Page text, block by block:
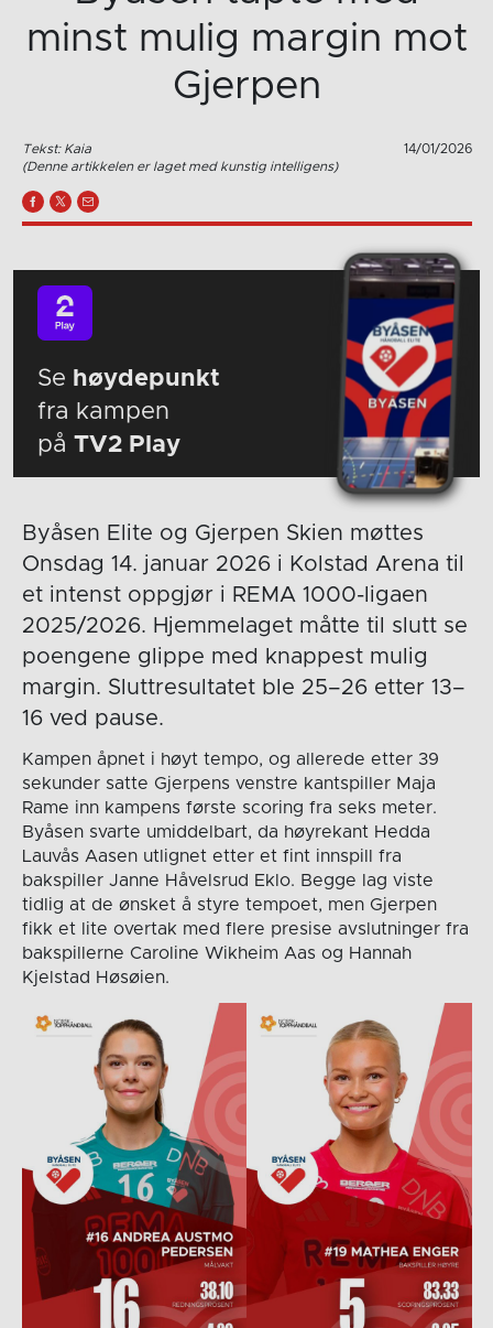
minst mulig margin mot
Gjerpen
Tekst: Kaia
14/01/2026
(Denne artikkelen er laget med kunstig intelligens)
Se høydepunkt
fra kampen
på TV2 Play
Byåsen Elite og Gjerpen Skien møttes
Onsdag 14. januar 2026 i Kolstad Arena til
et intenst oppgjør i REMA 1000-ligaen
2025/2026. Hjemmelaget måtte til slutt se
poengene glippe med knappest mulig
margin. Sluttresultatet ble 25–26 etter 13–
16 ved pause.
Kampen åpnet i høyt tempo, og allerede etter 39
sekunder satte Gjerpens venstre kantspiller Maja
Rame inn kampens første scoring fra seks meter.
Byåsen svarte umiddelbart, da høyrekant Hedda
Lauvås Aasen utlignet etter et fint innspill fra
bakspiller Janne Håvelsrud Eklo. Begge lag viste
tidlig at de ønsket å styre tempoet, men Gjerpen
fikk et lite overtak med flere presise avslutninger fra
bakspillerne Caroline Wikheim Aas og Hannah
Kjelstad Høsøien.